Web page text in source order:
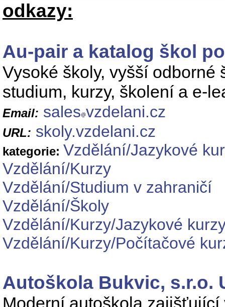
odkazy:
Au-pair a katalog škol
Vysoké školy, vyšší odborné
studium, kurzy, školení a e-
Email: sales vzdelani.cz
URL: skoly.vzdelani.cz
kategorie: Vzdělání/Jazykové
Vzdělání/Kurzy
Vzdělání/Studium v zahraničí
Vzdělání/Školy
Vzdělání/Kurzy/Jazykové
Vzdělání/Kurzy/Počítačové
Autoškola Bukvic, s.r.o.